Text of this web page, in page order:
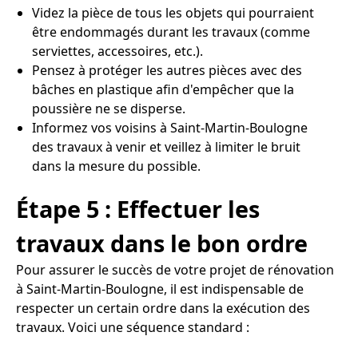
Videz la pièce de tous les objets qui pourraient
être endommagés durant les travaux (comme
serviettes, accessoires, etc.).
Pensez à protéger les autres pièces avec des
bâches en plastique afin d'empêcher que la
poussière ne se disperse.
Informez vos voisins à Saint-Martin-Boulogne
des travaux à venir et veillez à limiter le bruit
dans la mesure du possible.
Étape 5 : Effectuer les
travaux dans le bon ordre
Pour assurer le succès de votre projet de rénovation
à Saint-Martin-Boulogne, il est indispensable de
respecter un certain ordre dans la exécution des
travaux. Voici une séquence standard :